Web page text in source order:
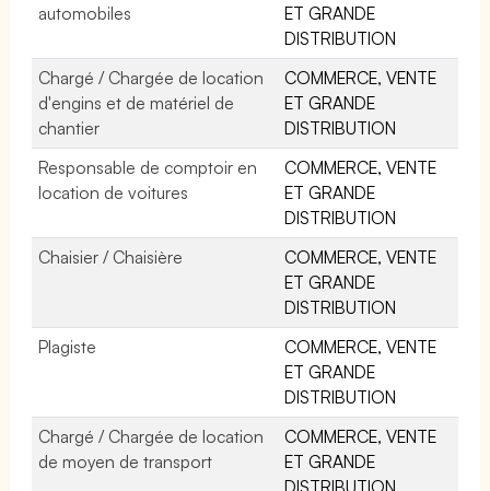
automobiles
ET GRANDE
DISTRIBUTION
Chargé / Chargée de location
d'engins et de matériel de
chantier
COMMERCE, VENTE
ET GRANDE
DISTRIBUTION
Responsable de comptoir en
location de voitures
COMMERCE, VENTE
ET GRANDE
DISTRIBUTION
Chaisier / Chaisière
COMMERCE, VENTE
ET GRANDE
DISTRIBUTION
Plagiste
COMMERCE, VENTE
ET GRANDE
DISTRIBUTION
Chargé / Chargée de location
de moyen de transport
COMMERCE, VENTE
ET GRANDE
DISTRIBUTION